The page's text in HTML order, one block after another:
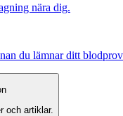
nära dig.
du lämnar ditt
och artiklar.